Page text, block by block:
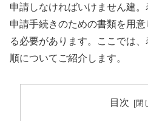
申請しなければいけません建。
申請手続きのための書類を用
る必要があります。ここでは
順についてご紹介します。
目次